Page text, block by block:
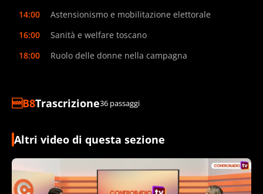
14:00
Astensionismo e mobilitazione elettorale
16:00
Sanità e welfare toscano
18:00
Ruolo delle donne nella campagna
Trascrizione36 passaggi
Altri video di questa sezione